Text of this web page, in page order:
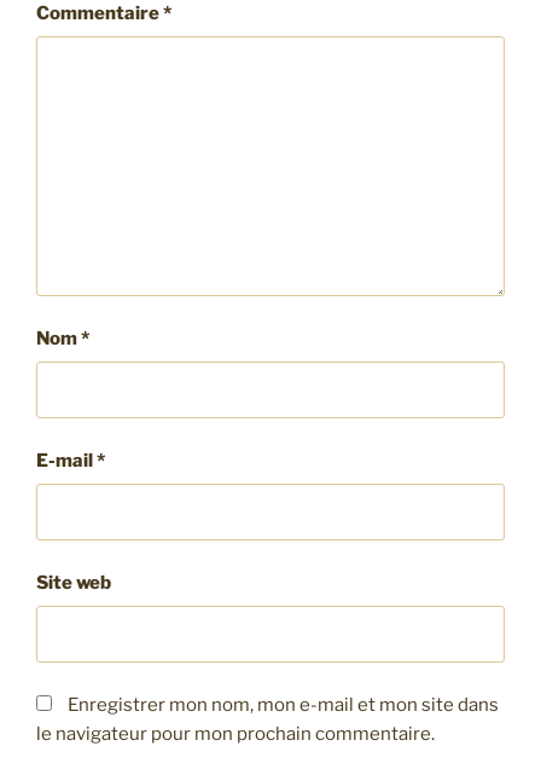
Commentaire*
Nom*
E-mail*
Site web
Enregistrer mon nom, mon e-mail et mon site dans
le navigateur pour mon prochain commentaire.